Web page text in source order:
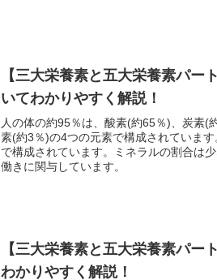
【三大栄養素と五大栄養素パ
いてわかりやすく解説！
人の体の約95％は、酸素(約65％)、炭素(
素(約3％)の4つの元素で構成されていま
で構成されています。ミネラルの割合は
働きに関与しています。
【三大栄養素と五大栄養素パ
わかりやすく解説！